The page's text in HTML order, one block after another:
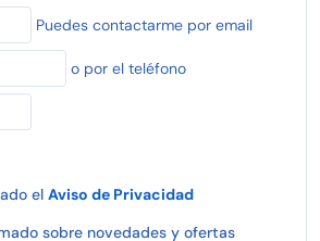
Puedes contactarme por email
o por el teléfono
el Aviso de Privacidad
sobre novedades y ofertas